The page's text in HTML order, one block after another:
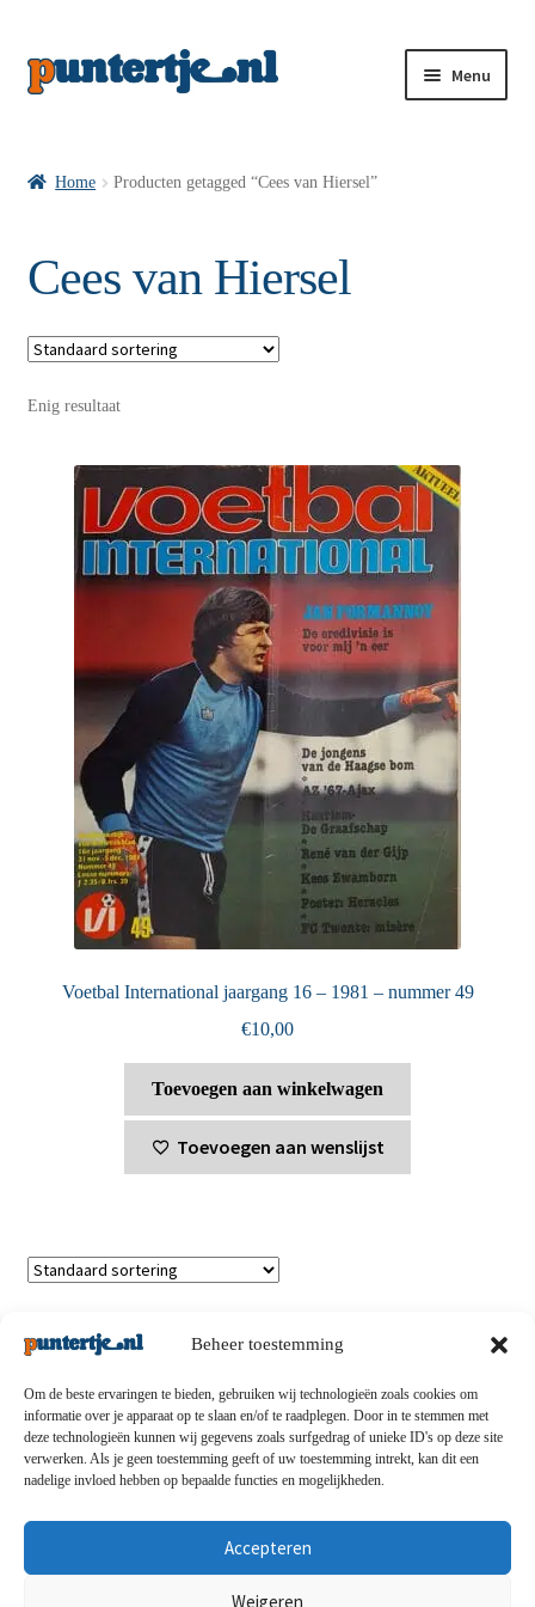
Beheer toestemming
Om de beste ervaringen te bieden, gebruiken wij technologieën zoals cookies om
informatie over je apparaat op te slaan en/of te raadplegen. Door in te stemmen met
deze technologieën kunnen wij gegevens zoals surfgedrag of unieke ID's op deze site
verwerken. Als je geen toestemming geeft of uw toestemming intrekt, kan dit een
nadelige invloed hebben op bepaalde functies en mogelijkheden.
Accepteren
Weigeren
Menu
VI’s met Posters
Wie is puntertje
Puntertjes
Home Producten getagged “Cees van Hiersel”
Cees van Hiersel
Enig resultaat
Voetbal International jaargang 16 – 1981 – nummer 49
€10,00
Toevoegen aan winkelwagen
Toevoegen aan wenslijst
Privacybeleid-Verzending en retouren-Algemene
voorwaarden-Disclaimert-Betaalmethoden-Over ons